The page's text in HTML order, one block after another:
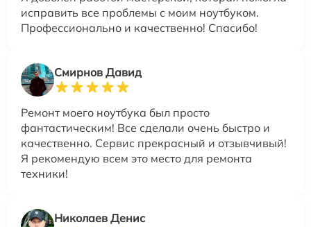
исправить все проблемы с моим ноутбуком.
Профессионально и качественно! Спасибо!
Смирнов Давид
Ремонт моего ноутбука был просто
фантастическим! Все сделали очень быстро и
качественно. Сервис прекрасный и отзывчивый!
Я рекомендую всем это место для ремонта
техники!
Николаев Денис